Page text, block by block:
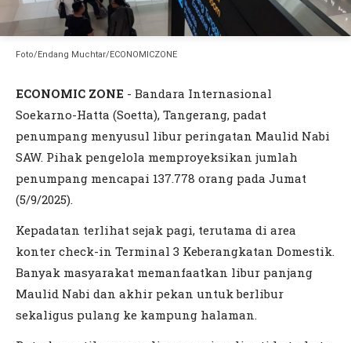
Foto/Endang Muchtar/ECONOMICZONE
ECONOMIC ZONE - Bandara Internasional
Soekarno-Hatta (Soetta), Tangerang, padat
penumpang menyusul libur peringatan Maulid Nabi
SAW. Pihak pengelola memproyeksikan jumlah
penumpang mencapai 137.778 orang pada Jumat
(5/9/2025).
Kepadatan terlihat sejak pagi, terutama di area
konter check-in Terminal 3 Keberangkatan Domestik.
Banyak masyarakat memanfaatkan libur panjang
Maulid Nabi dan akhir pekan untuk berlibur
sekaligus pulang ke kampung halaman.